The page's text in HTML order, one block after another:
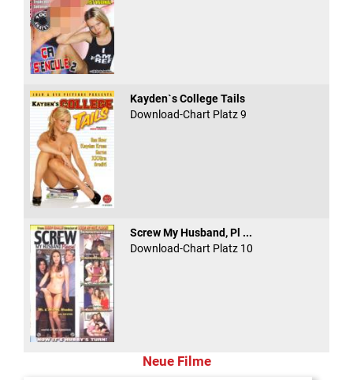
Kayden`s College Tails
Download-Chart Platz 9
Screw My Husband, Pl ...
Download-Chart Platz 10
Neue Filme